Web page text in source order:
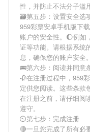
性，并防止不法分子滥
🗃第五步：设置安全选
959彩票安卓手机版下载
账户的安全性。🌔例如
证等功能。请根据系统
息，确保您的账户安全。
🚌第六步：阅读并同意
🥀在注册过程中， 959
定供您阅读。这些条款
在注册之前，请仔细阅
遵守。
⏲第七步：完成注册
🔴一旦您完成了所有必